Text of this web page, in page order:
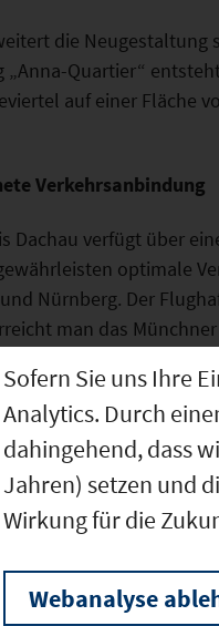
die Neugestaltung
„Anna-Quartier“
auf einer Fläche
Verkehrsanbindung
Dachau verfügt über
optimale
Nürnberg. Der
man das
durch die S2
erschlossen.
soziale Infrastruktur
im Landkreis Dachau
Sofern Sie uns Ihre
Analytics. Durch
dahingehend, dass
Jahren) setzen und
Wirkung für die
Webanalyse